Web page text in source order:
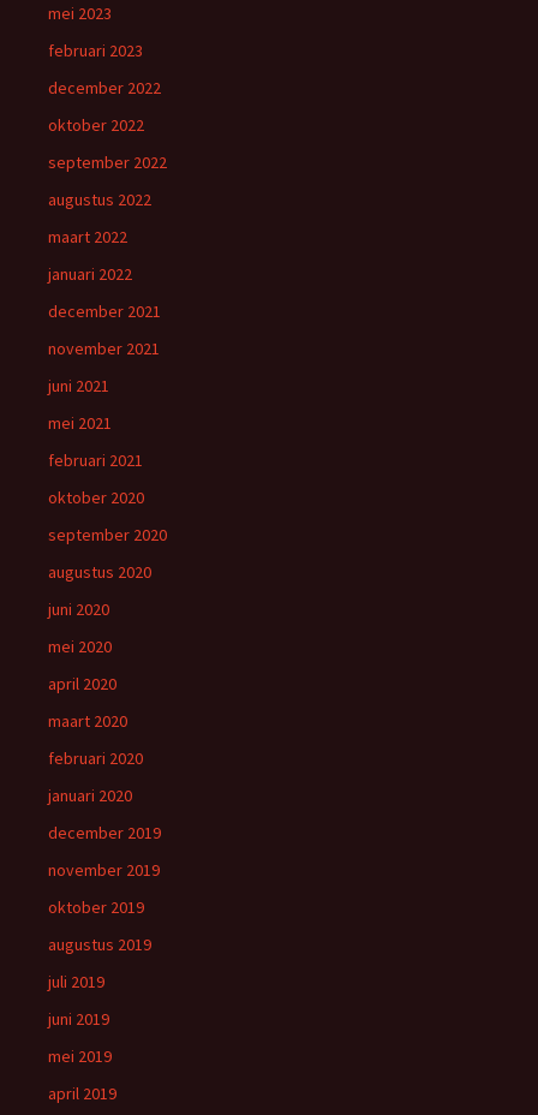
mei 2023
februari 2023
december 2022
oktober 2022
september 2022
augustus 2022
maart 2022
januari 2022
december 2021
november 2021
juni 2021
mei 2021
februari 2021
oktober 2020
september 2020
augustus 2020
juni 2020
mei 2020
april 2020
maart 2020
februari 2020
januari 2020
december 2019
november 2019
oktober 2019
augustus 2019
juli 2019
juni 2019
mei 2019
april 2019